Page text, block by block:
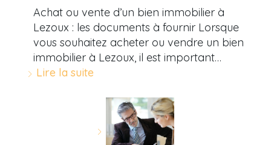
Achat ou vente d’un bien immobilier à
Lezoux : les documents à fournir Lorsque
vous souhaitez acheter ou vendre un bien
immobilier à Lezoux, il est important…
Lire la suite